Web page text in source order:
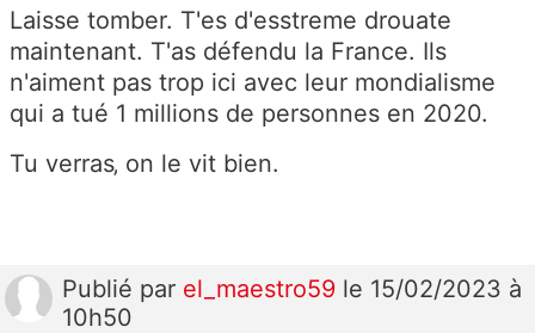
Laisse tomber. T'es d'esstreme drouate
maintenant. T'as défendu la France. Ils
n'aiment pas trop ici avec leur mondialisme
qui a tué 1 millions de personnes en 2020.
Tu verras‚ on le vit bien.
Publié par el_maestro59 le 15/02/2023 à
10h50